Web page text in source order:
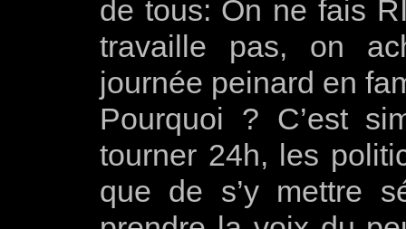
de tous: On ne fais
travaille pas, on
journée peinard en
Pourquoi ? C’est
tourner 24h, les
que de s’y mettre